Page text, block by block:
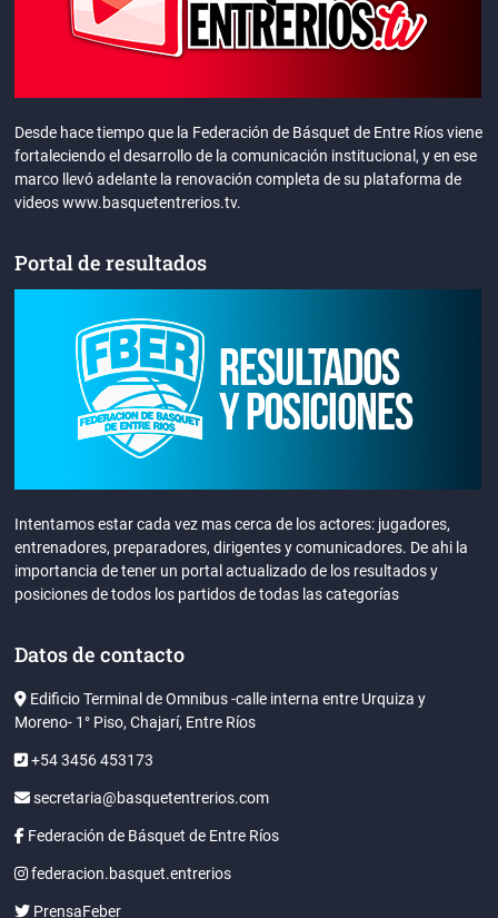
Desde hace tiempo que la Federación de Básquet de Entre Ríos viene
fortaleciendo el desarrollo de la comunicación institucional, y en ese
marco llevó adelante la renovación completa de su plataforma de
videos www.basquetentrerios.tv.
Portal de resultados
Intentamos estar cada vez mas cerca de los actores: jugadores,
entrenadores, preparadores, dirigentes y comunicadores. De ahi la
importancia de tener un portal actualizado de los resultados y
posiciones de todos los partidos de todas las categorías
Datos de contacto
Edificio Terminal de Omnibus -calle interna entre Urquiza y
Moreno- 1° Piso, Chajarí, Entre Ríos
+54 3456 453173
secretaria@basquetentrerios.com
Federación de Básquet de Entre Ríos
federacion.basquet.entrerios
PrensaFeber